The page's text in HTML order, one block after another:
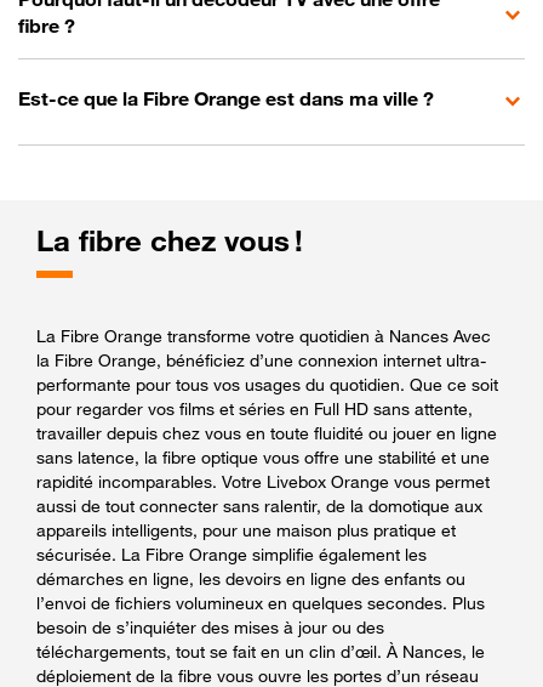
fibre ?
Est-ce que la Fibre Orange est dans ma ville ?
La fibre chez vous !
La Fibre Orange transforme votre quotidien à Nances Avec
la Fibre Orange, bénéficiez d’une connexion internet ultra-
performante pour tous vos usages du quotidien. Que ce soit
pour regarder vos films et séries en Full HD sans attente,
travailler depuis chez vous en toute fluidité ou jouer en ligne
sans latence, la fibre optique vous offre une stabilité et une
rapidité incomparables. Votre Livebox Orange vous permet
aussi de tout connecter sans ralentir, de la domotique aux
appareils intelligents, pour une maison plus pratique et
sécurisée. La Fibre Orange simplifie également les
démarches en ligne, les devoirs en ligne des enfants ou
l’envoi de fichiers volumineux en quelques secondes. Plus
besoin de s’inquiéter des mises à jour ou des
téléchargements, tout se fait en un clin d’œil. À Nances, le
déploiement de la fibre vous ouvre les portes d’un réseau